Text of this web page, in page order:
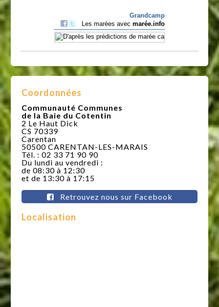
Coordonnées
Communauté Communes
de la Baie du Cotentin
2 Le Haut Dick
CS 70339
Carentan
50500 CARENTAN-LES-MARAIS
Tél. : 02 33 71 90 90
Du lundi au vendredi :
de 08:30 à 12:30
et de 13:30 à 17:15
Retrouvez nous sur Facebook
Localisation